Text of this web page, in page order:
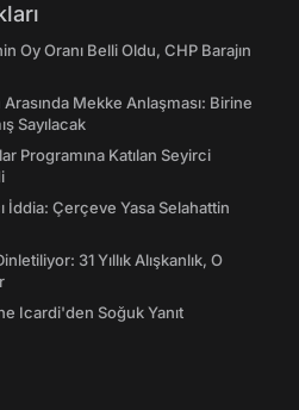
Oy Oranı Belli Oldu, CHP Barajın
Mekke Anlaşması: Birine
Sayılacak
Programına Katılan Seyirci
İddia: Çerçeve Yasa Selahattin
31 Yıllık Alışkanlık, O
Icardi'den Soğuk Yanıt